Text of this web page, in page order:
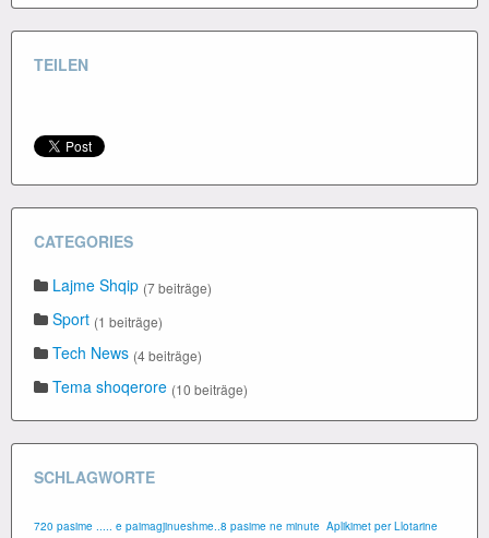
TEILEN
CATEGORIES
Lajme Shqip (7 beiträge)
Sport (1 beiträge)
Tech News (4 beiträge)
Tema shoqerore (10 beiträge)
SCHLAGWORTE
720 pasime ..... e paimagjinueshme..8 pasime ne minute Aplikimet per Llotarine